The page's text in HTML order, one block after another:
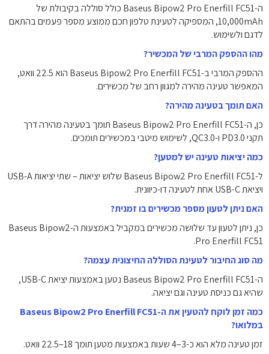
ה-Baseus Bipow2 Pro Enerfill FC51 כולל סוללה בקיבולת של
10,000mAh, המספיקה לטעינת טלפון חכם ממוצע מספר פעמים בהתאם
לדגם ולשימוש.
מהו ההספק המרבי של המכשיר?
ההספק המרבי ב-Baseus Bipow2 Pro Enerfill FC51 הוא 22.5 וואט,
המאפשר טעינה מהירה למגוון רחב של מכשירים.
האם תומך בטעינה מהירה?
כן, ה-Baseus Bipow2 Pro Enerfill FC51 תומך בטעינה מהירה דרך
תקני PD3.0 ו-QC3.0, לשימוש מיטבי במכשירים תומכים.
כמה יציאות טעינה יש למטען?
ל-Baseus Bipow2 Pro Enerfill FC51 שלוש יציאות – שתי יציאות USB-A
ויציאת USB-C אחת לטעינה דו-כיוונית.
האם ניתן לטעון מספר מכשירים בו זמנית?
כן, ניתן לטעון עד שלושה מכשירים במקביל באמצעות ה-Baseus Bipow2
Pro Enerfill FC51.
מה סוג החיבור לטעינת הסוללה החיצונית עצמה?
ה-Baseus Bipow2 Pro Enerfill FC51 נטען באמצעות יציאת USB-C,
שהיא גם כניסת טעינה וגם יציאה.
כמה זמן לוקח להטעין את ה-Baseus Bipow2 Pro Enerfill FC51
במלואו?
זמן טעינה מלא הוא כ-3–4 שעות באמצעות מטען תומך 18–22.5 וואט.